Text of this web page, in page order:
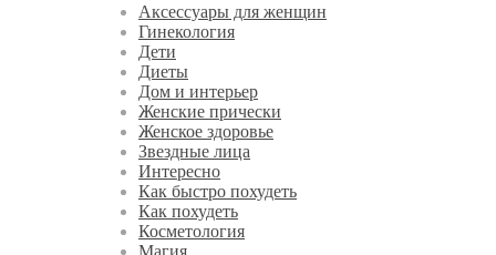
Аксессуары для женщин
Гинекология
Дети
Диеты
Дом и интерьер
Женские прически
Женское здоровье
Звездные лица
Интересно
Как быстро похудеть
Как похудеть
Косметология
Магия